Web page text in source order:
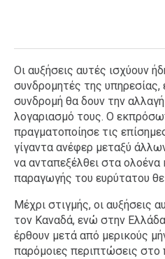
Οι αυξήσεις αυτές ισχύουν
συνδρομητές της υπηρεσίας,
συνδρομή θα δουν την
λογαριασμό τους. Ο
πραγματοποίησε τις
γίγαντα ανέφερ μεταξύ
να ανταπεξέλθει στα ολοένα
παραγωγής του ευρύτατου
Μέχρι στιγμής, οι αυξήσεις
τον Καναδά, ενώ στην
έρθουν μετά από μερικούς
παρόμοιες περιπτώσεις στο